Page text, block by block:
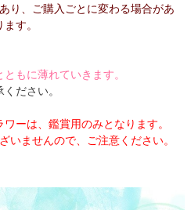
り、ご購入ごとに変わる場合があ
ます。
もに薄れていきます。
ください。
ーは、鑑賞用のみとなります。
いませんので、ご注意ください。